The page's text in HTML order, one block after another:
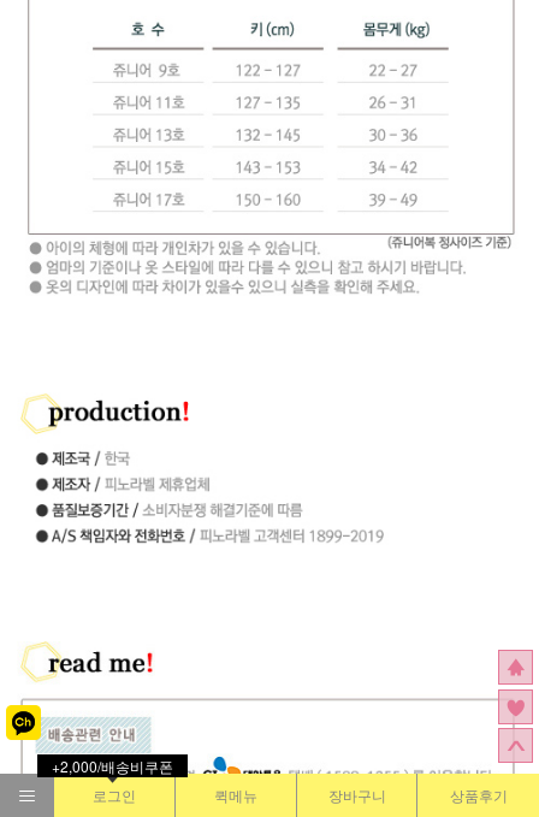
로그인 퀵메뉴 장바구니 상품후기
+2,000/배송비쿠폰